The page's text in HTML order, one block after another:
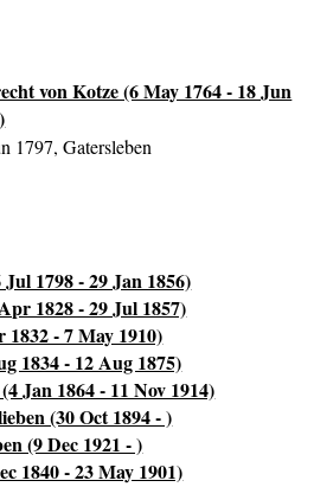
von Kotze (6 May 1764 - 18 Jun
1797, Gatersleben
1798 - 29 Jan 1856)
1828 - 29 Jul 1857)
- 7 May 1910)
1834 - 12 Aug 1875)
Jan 1864 - 11 Nov 1914)
(30 Oct 1894 - )
(9 Dec 1921 - )
1840 - 23 May 1901)